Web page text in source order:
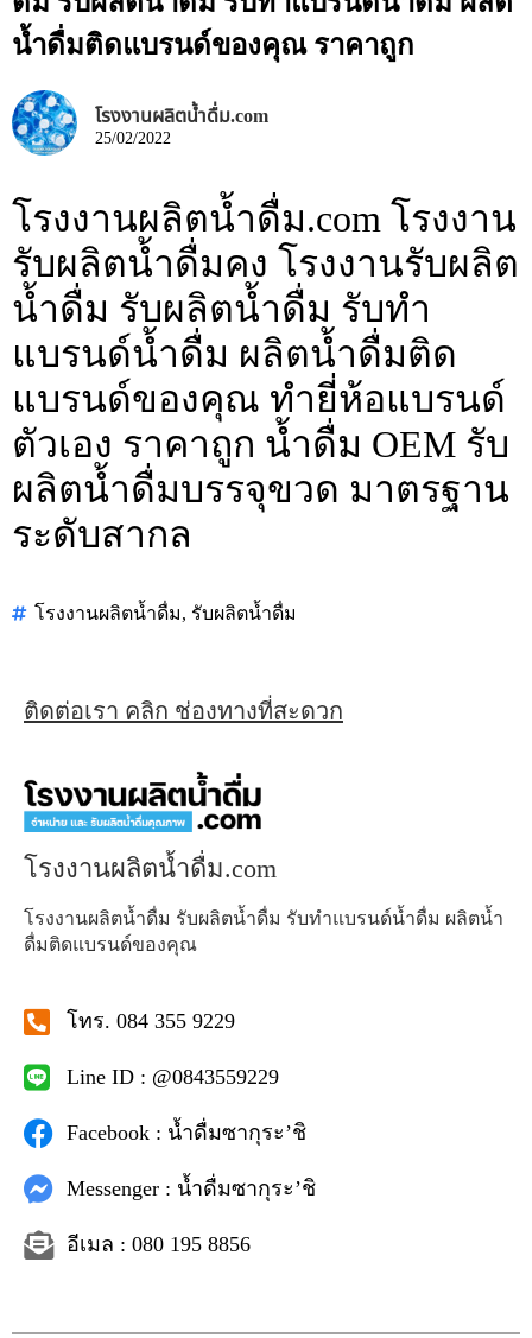
น้ำดื่มติดแบรนด์ของคุณ ราคาถูก
โรงงานผลิตน้ำดื่ม.com
25/02/2022
โรงงานผลิตน้ำดื่ม.com โรงงาน
รับผลิตน้ำดื่มคง โรงงานรับผลิต
น้ำดื่ม รับผลิตน้ำดื่ม รับทำ
แบรนด์น้ำดื่ม ผลิตน้ำดื่มติด
แบรนด์ของคุณ ทำยี่ห้อแบรนด์
ตัวเอง ราคาถูก น้ำดื่ม OEM รับ
ผลิตน้ำดื่มบรรจุขวด มาตรฐาน
ระดับสากล
โรงงานผลิตน้ำดื่ม, รับผลิตน้ำดื่ม
ติดต่อเรา คลิก ช่องทางที่สะดวก
โรงงานผลิตน้ำดื่ม.com
โรงงานผลิตน้ำดื่ม รับผลิตน้ำดื่ม รับทำแบรนด์น้ำดื่ม ผลิตน้ำ
ดื่มติดแบรนด์ของคุณ
โทร. 084 355 9229
Line ID : @0843559229
Facebook : น้ำดื่มซากุระ’ชิ
Messenger : น้ำดื่มซากุระ’ชิ
อีเมล : 080 195 8856